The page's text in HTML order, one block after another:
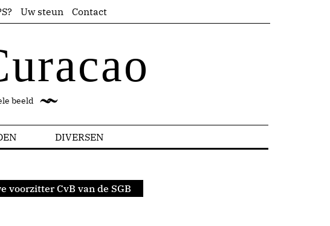
Uw steun Contact
beeld
DIVERSEN
voorzitter CvB van de SGB